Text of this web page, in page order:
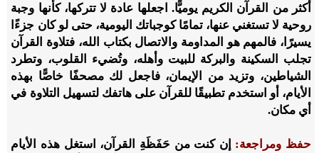
أكثر من القرآن الكريم يوميًّا. اجعلها عادة لا تتركها، كأنها وجبة
روحية لا تستغني عنها، تمامًا كوجباتك اليومية، حتى لو كان جزءًا
يسيرًا، فالمهم هو المداومة والاتصال بكتاب الله، فتلاوة القرآن
تجلب السكينة والبركة للبيت وأهله، وتُضيء القلوب، وتطرد
الشياطين، وتزيد من الإيمان، فاجعل لك مصحفًا خاصًّا بهذه
الأيام، أو استخدم تطبيقًا للقرآن على هاتفك لتسهيل التلاوة في
أي مكان.
حفظ ومراجعة: إن كنت من حَفَظَةِ القرآن، استغل هذه الأيام